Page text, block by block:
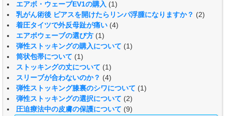
エアボ・ウェーブEV1の購入 (1)
乳がん術後 ピアスを開けたらリンパ浮腫になりますか？ (2)
着圧タイツで外反母趾が痛い (4)
エアボウェーブの選び方 (1)
弾性ストッキングの購入について (1)
筒状包帯について (1)
ストッキングの丈について (1)
スリーブが合わないのか？ (4)
弾性ストッキング膝裏のシワについて (1)
弾性ストッキングの選択について (2)
圧迫療法中の皮膚の保護について (9)